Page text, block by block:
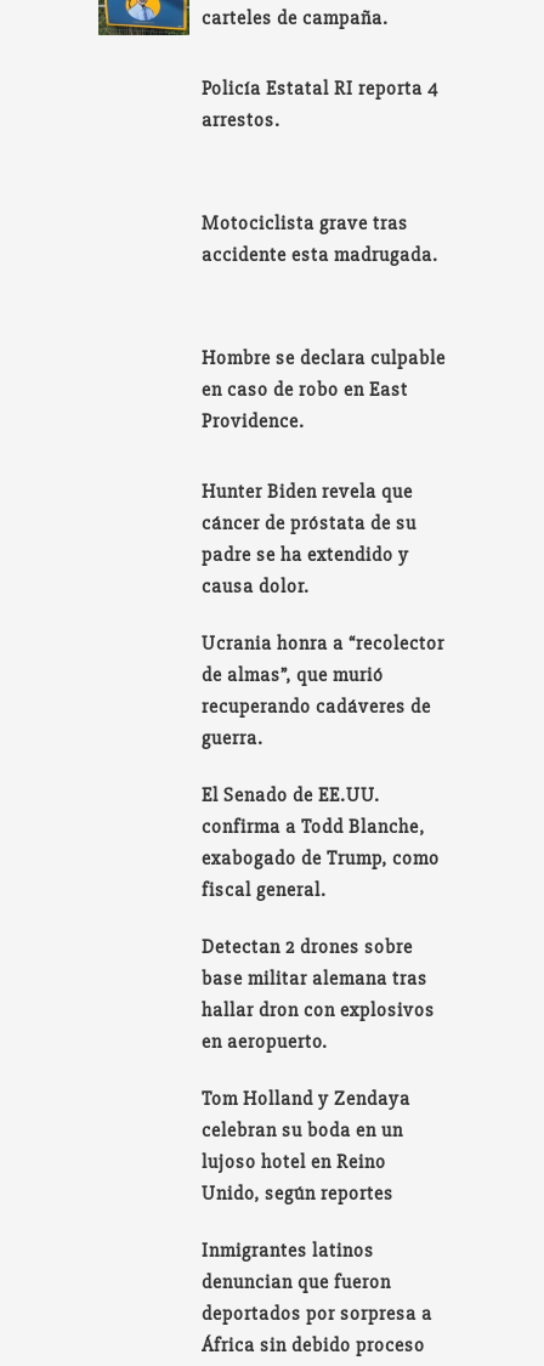
carteles de campaña.
Policía Estatal RI reporta 4
arrestos.
Motociclista grave tras
accidente esta madrugada.
Hombre se declara culpable
en caso de robo en East
Providence.
Hunter Biden revela que
cáncer de próstata de su
padre se ha extendido y
causa dolor.
Ucrania honra a “recolector
de almas”, que murió
recuperando cadáveres de
guerra.
El Senado de EE.UU.
confirma a Todd Blanche,
exabogado de Trump, como
fiscal general.
Detectan 2 drones sobre
base militar alemana tras
hallar dron con explosivos
en aeropuerto.
Tom Holland y Zendaya
celebran su boda en un
lujoso hotel en Reino
Unido, según reportes
Inmigrantes latinos
denuncian que fueron
deportados por sorpresa a
África sin debido proceso